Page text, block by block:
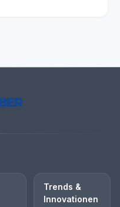
Trends &
Innovationen